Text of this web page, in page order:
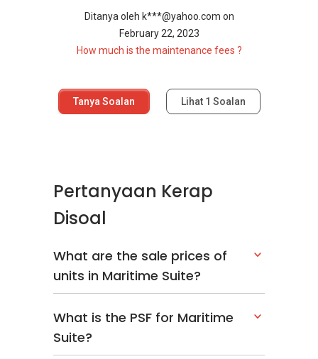
Ditanya oleh k***@yahoo.com on
February 22, 2023
How much is the maintenance fees ?
Tanya Soalan Lihat 1 Soalan
Pertanyaan Kerap
Disoal
What are the sale prices of
units in Maritime Suite?
What is the PSF for Maritime
Suite?